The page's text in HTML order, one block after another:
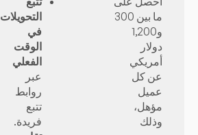
ما بين 300
و1,200
دولار
أمريكي
عن كل
عميل
مؤهل،
وذلك
التحويلات
في
الوقت
الفعلي
عبر
روابط
تتبع
فريدة.